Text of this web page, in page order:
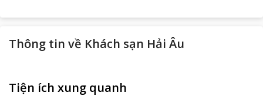
Thông tin về Khách sạn Hải Âu
Tiện ích xung quanh